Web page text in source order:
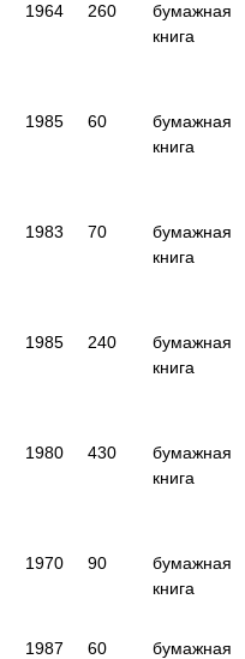
1964 260
бумажная
книга
1985 60
бумажная
книга
1983 70
бумажная
книга
1985 240
бумажная
книга
1980 430
бумажная
книга
1970 90
бумажная
книга
1987 60
бумажная